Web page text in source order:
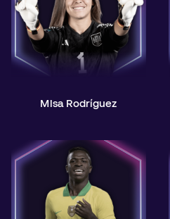
Misa Rodríguez